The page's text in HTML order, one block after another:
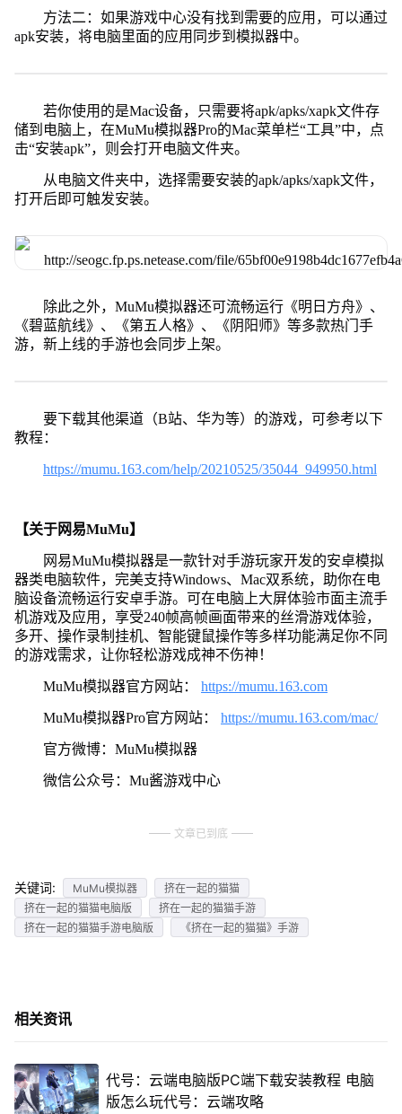
方法二：如果游戏中心没有找到需要的应用，可以通过
apk安装，将电脑里面的应用同步到模拟器中。
若你使用的是Mac设备，只需要将apk/apks/xapk文件存
储到电脑上，在MuMu模拟器Pro的Mac菜单栏“工具”中，点
击“安装apk”，则会打开电脑文件夹。
从电脑文件夹中，选择需要安装的apk/apks/xapk文件，
打开后即可触发安装。
除此之外，MuMu模拟器还可流畅运行《明日方舟》、
《碧蓝航线》、《第五人格》、《阴阳师》等多款热门手
游，新上线的手游也会同步上架。
要下载其他渠道（B站、华为等）的游戏，可参考以下
教程：
https://mumu.163.com/help/20210525/35044_949950.html
【关于网易MuMu】
网易MuMu模拟器是一款针对手游玩家开发的安卓模拟
器类电脑软件，完美支持Windows、Mac双系统，助你在电
脑设备流畅运行安卓手游。可在电脑上大屏体验市面主流手
机游戏及应用，享受240帧高帧画面带来的丝滑游戏体验，
多开、操作录制挂机、智能键鼠操作等多样功能满足你不同
的游戏需求，让你轻松游戏成神不伤神！
MuMu模拟器官方网站： https://mumu.163.com
MuMu模拟器Pro官方网站： https://mumu.163.com/mac/
官方微博：MuMu模拟器
微信公众号：Mu酱游戏中心
文章已到底
关键词: MuMu模拟器
挤在一起的猫猫
挤在一起的猫猫电脑版
挤在一起的猫猫手游
挤在一起的猫猫手游电脑版
《挤在一起的猫猫》手游
相关资讯
代号：云端电脑版PC端下载安装教程 电脑
版怎么玩代号：云端攻略